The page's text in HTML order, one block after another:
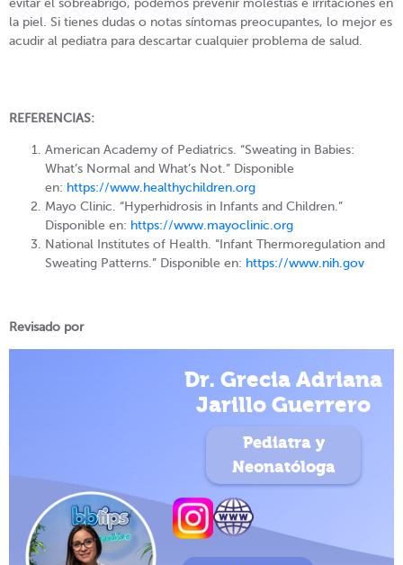
evitar el sobreabrigo, podemos prevenir molestias e irritaciones en
la piel. Si tienes dudas o notas síntomas preocupantes, lo mejor es
acudir al pediatra para descartar cualquier problema de salud.
REFERENCIAS:
American Academy of Pediatrics. “Sweating in Babies:
What’s Normal and What’s Not.” Disponible
en: https://www.healthychildren.org
Mayo Clinic. “Hyperhidrosis in Infants and Children.”
Disponible en: https://www.mayoclinic.org
National Institutes of Health. “Infant Thermoregulation and
Sweating Patterns.” Disponible en: https://www.nih.gov
Revisado por
Dr. Grecia Adriana
Jarillo Guerrero
Pediatra y
Neonatóloga